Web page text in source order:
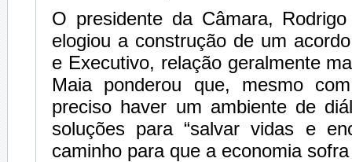
O presidente da Câmara,
elogiou a construção de um
e Executivo, relação geralmente
Maia ponderou que, mesmo
preciso haver um ambiente de
soluções para “salvar vidas e
caminho para que a economia sofra